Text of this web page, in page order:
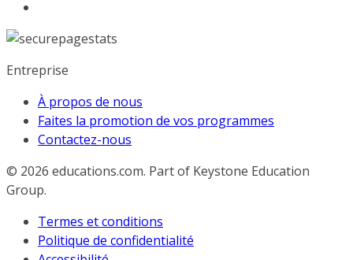
Entreprise
À propos de nous
Faites la promotion de vos programmes
Contactez-nous
© 2026 educations.com. Part of Keystone Education
Group.
Termes et conditions
Politique de confidentialité